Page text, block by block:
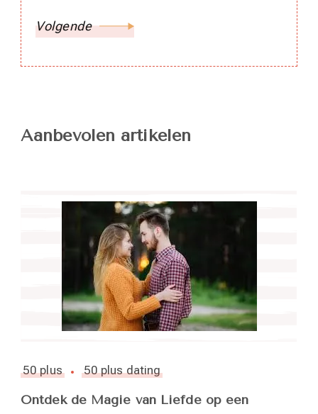
Volgende
Aanbevolen artikelen
50 plus 50 plus dating
Ontdek de Magie van Liefde op een